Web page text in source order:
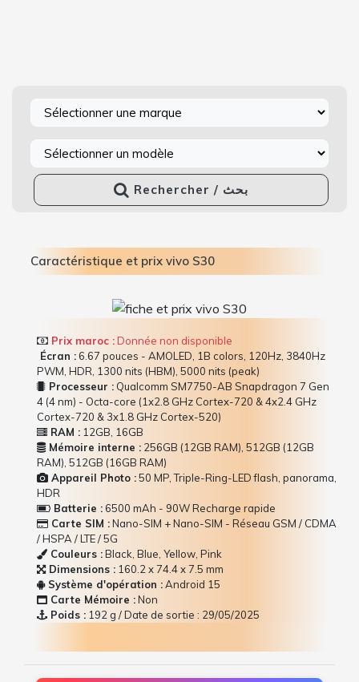
Rechercher / بحث
Caractéristique et prix vivo S30
Prix maroc :Donnée non disponible
Écran :6.67 pouces - AMOLED, 1B colors, 120Hz, 3840Hz
PWM, HDR, 1300 nits (HBM), 5000 nits (peak)
Processeur : Qualcomm SM7750-AB Snapdragon 7 Gen
4 (4 nm) - Octa-core (1x2.8 GHz Cortex-720 & 4x2.4 GHz
Cortex-720 & 3x1.8 GHz Cortex-520)
RAM : 12GB, 16GB
Mémoire interne : 256GB (12GB RAM), 512GB (12GB
RAM), 512GB (16GB RAM)
Appareil Photo :50 MP, Triple-Ring-LED flash, panorama,
HDR
Batterie :6500 mAh - 90W Recharge rapide
Carte SIM :Nano-SIM + Nano-SIM - Réseau GSM / CDMA
/ HSPA / LTE / 5G
Couleurs :Black, Blue, Yellow, Pink
Dimensions : 160.2 x 74.4 x 7.5 mm
Système d'opération :Android 15
Carte Mémoire :Non
Poids : 192 g / Date de sortie : 29/05/2025